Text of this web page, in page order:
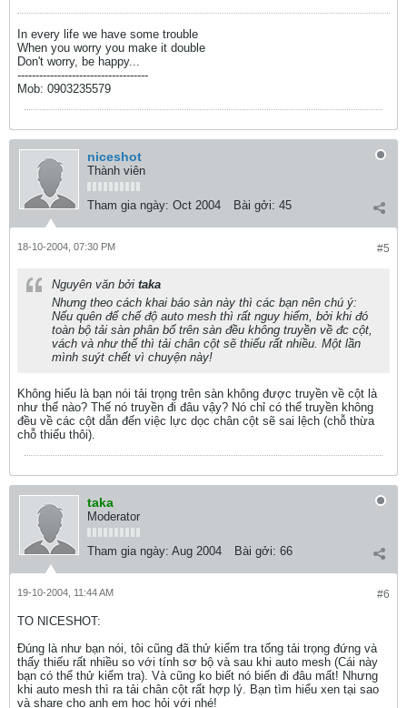
In every life we have some trouble
When you worry you make it double
Don't worry, be happy...
------------------------------------
Mob: 0903235579
niceshot
Thành viên
Tham gia ngày: Oct 2004 Bài gởi: 45
#5
18-10-2004, 07:30 PM
Nguyên văn bởi taka
Nhưng theo cách khai báo sàn này thì các bạn nên chú ý:
Nếu quên để chế độ auto mesh thì rất nguy hiểm, bởi khi đó
toàn bộ tải sàn phân bố trên sàn đều không truyền về đc cột,
vách và như thế thì tải chân cột sẽ thiếu rất nhiều. Một lần
mình suýt chết vì chuyện này!
Không hiểu là bạn nói tải trọng trên sàn không được truyền về cột là
như thế nào? Thế nó truyền đi đâu vậy? Nó chỉ có thể truyền không
đều về các cột dẫn đến việc lực dọc chân cột sẽ sai lệch (chỗ thừa
chỗ thiếu thôi).
taka
Moderator
Tham gia ngày: Aug 2004 Bài gởi: 66
#6
19-10-2004, 11:44 AM
TO NICESHOT:
Đúng là như bạn nói, tôi cũng đã thử kiểm tra tổng tải trọng đứng và
thấy thiếu rất nhiều so với tính sơ bộ và sau khi auto mesh (Cái này
bạn có thể thử kiểm tra). Và cũng ko biết nó biến đi đâu mất! Nhưng
khi auto mesh thì ra tải chân cột rất hợp lý. Bạn tìm hiểu xen tại sao
và share cho anh em học hỏi với nhé!